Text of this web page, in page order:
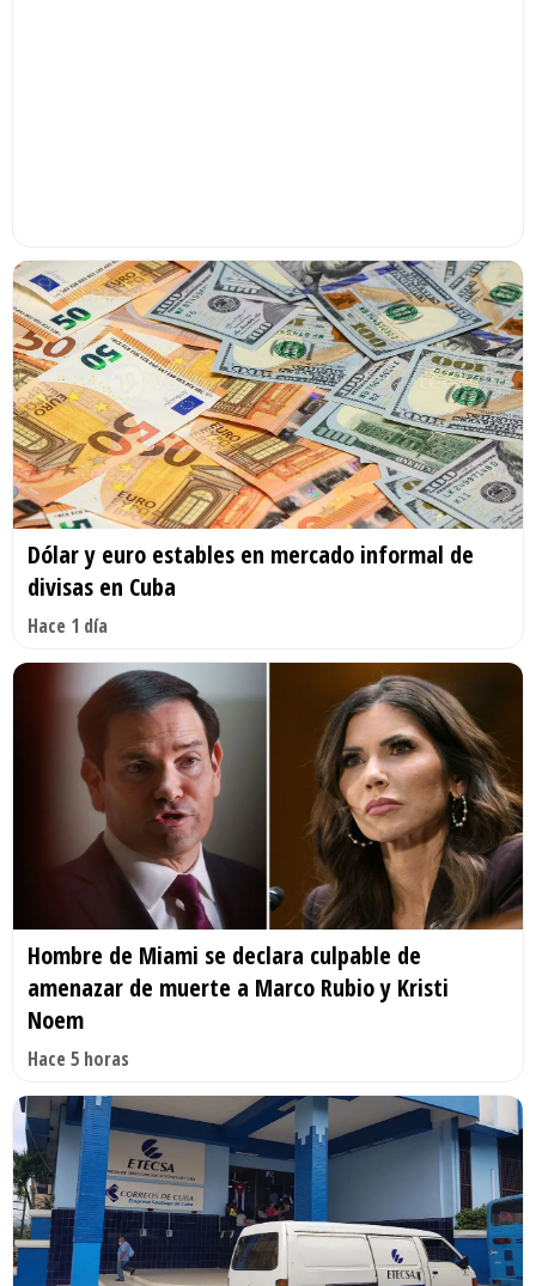
Dólar y euro estables en mercado informal de
divisas en Cuba
Hace 1 día
Hombre de Miami se declara culpable de
amenazar de muerte a Marco Rubio y Kristi
Noem
Hace 5 horas